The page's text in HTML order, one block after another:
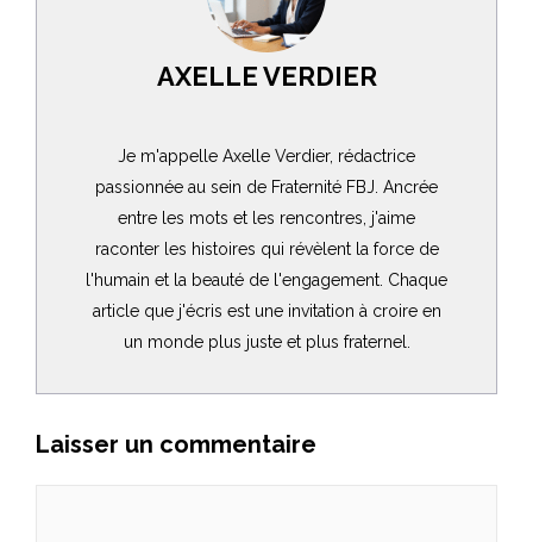
AXELLE VERDIER
Je m'appelle Axelle Verdier, rédactrice
passionnée au sein de Fraternité FBJ. Ancrée
entre les mots et les rencontres, j'aime
raconter les histoires qui révèlent la force de
l'humain et la beauté de l'engagement. Chaque
article que j'écris est une invitation à croire en
un monde plus juste et plus fraternel.
Laisser un commentaire